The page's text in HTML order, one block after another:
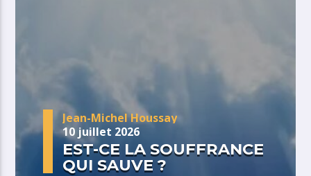
Jean-Michel Houssay
10 juillet 2026
EST-CE LA SOUFFRANCE
QUI SAUVE ?